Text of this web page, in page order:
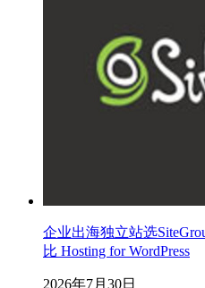
企业出海独立站选
比 Hosting for WordPress
2026年7月30日